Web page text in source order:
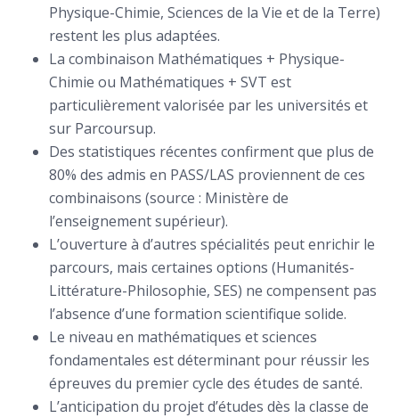
Physique-Chimie, Sciences de la Vie et de la Terre)
restent les plus adaptées.
La combinaison Mathématiques + Physique-
Chimie ou Mathématiques + SVT est
particulièrement valorisée par les universités et
sur Parcoursup.
Des statistiques récentes confirment que plus de
80% des admis en PASS/LAS proviennent de ces
combinaisons (source : Ministère de
l’enseignement supérieur).
L’ouverture à d’autres spécialités peut enrichir le
parcours, mais certaines options (Humanités-
Littérature-Philosophie, SES) ne compensent pas
l’absence d’une formation scientifique solide.
Le niveau en mathématiques et sciences
fondamentales est déterminant pour réussir les
épreuves du premier cycle des études de santé.
L’anticipation du projet d’études dès la classe de